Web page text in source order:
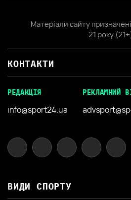
Матеріали сайту
21 року
КОНТАКТИ
РЕДАКЦІЯ
info@sport24.ua
РЕКЛАМНИЙ
ВИДИ СПОРТУ